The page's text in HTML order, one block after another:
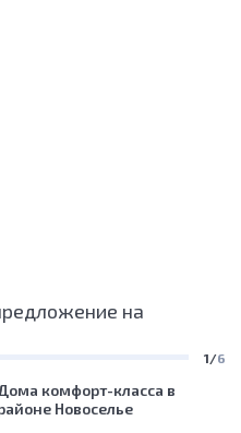
на
1/6
комфорт-класса в
Новоселье